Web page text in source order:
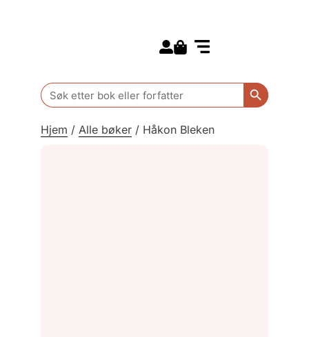
Search
for:
Search
Hjem / Alle bøker / Håkon Bleken